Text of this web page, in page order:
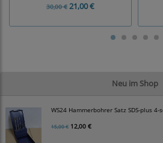
Neu im Shop
WS24 Hammerbohrer Satz SDS-plus
15,00 € 12,00 €
30,00 € 21,00 €